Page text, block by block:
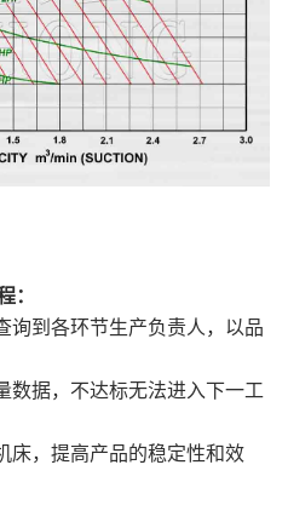
：
询到各环节生产负责人，以品
数据，不达标无法进入下一工
床，提高产品的稳定性和效